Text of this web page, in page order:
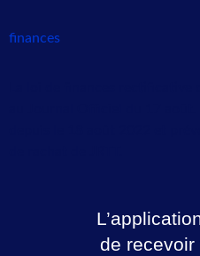
finances
de recevoir